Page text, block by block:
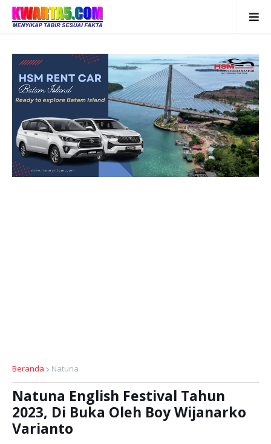
Beranda Natuna
Natuna English Festival Tahun
2023, Di Buka Oleh Boy Wijanarko
Varianto